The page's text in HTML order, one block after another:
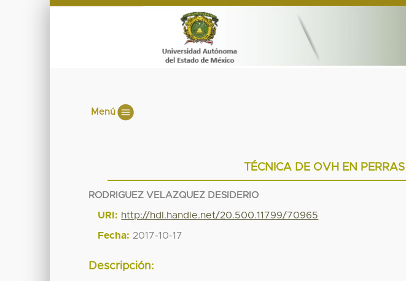
Menú
TÉCNICA DE OVH EN PERRAS
RODRIGUEZ VELAZQUEZ DESIDERIO
URI: http://hdl.handle.net/20.500.11799/70965
Fecha: 2017-10-17
Descripción: